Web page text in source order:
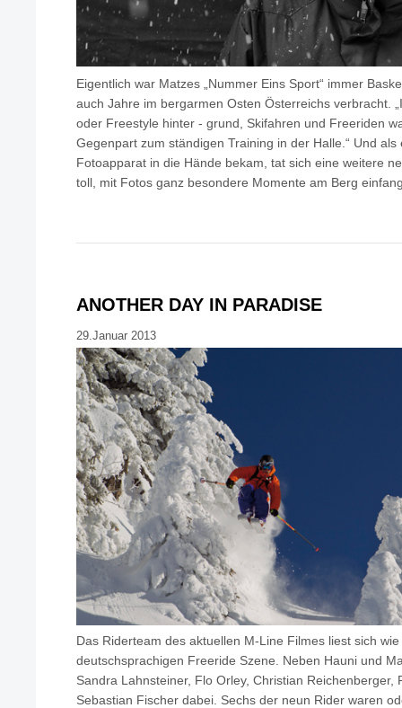
Eigentlich war Matzes „Nummer Eins Sport“ immer
auch Jahre im bergarmen Osten Österreichs verbracht.
oder Freestyle hinter - grund, Skifahren und Freeriden
Gegenpart zum ständigen Training in der Halle.“ Und
Fotoapparat in die Hände bekam, tat sich eine weitere
toll, mit Fotos ganz besondere Momente am Berg
ANOTHER DAY IN PARADISE
29.Januar 2013
Das Riderteam des aktuellen M-Line Filmes liest sich
deutschsprachigen Freeride Szene. Neben Hauni und
Sandra Lahnsteiner, Flo Orley, Christian Reichenberger,
Sebastian Fischer dabei. Sechs der neun Rider waren